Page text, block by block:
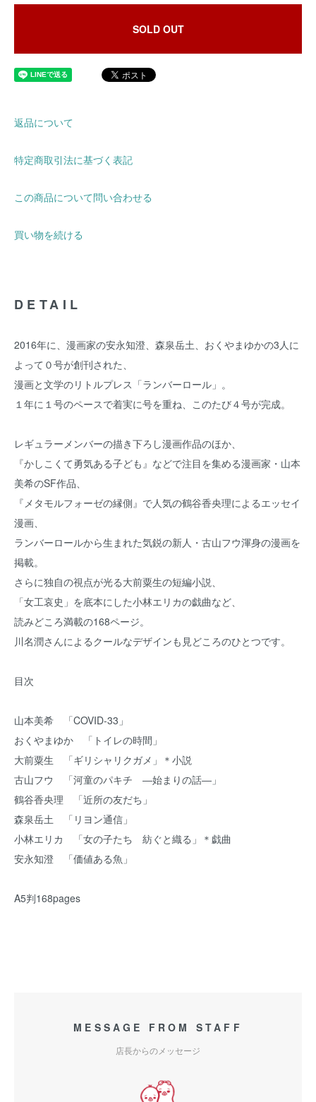
SOLD OUT
返品について
特定商取引法に基づく表記
この商品について問い合わせる
買い物を続ける
DETAIL
2016年に、漫画家の安永知澄、森泉岳土、おくやまゆかの3人に
よって０号が創刊された、
漫画と文学のリトルプレス「ランバーロール」。
１年に１号のペースで着実に号を重ね、このたび４号が完成。
レギュラーメンバーの描き下ろし漫画作品のほか、
『かしこくて勇気ある子ども』などで注目を集める漫画家・山本
美希のSF作品、
『メタモルフォーゼの縁側』で人気の鶴谷香央理によるエッセイ
漫画、
ランバーロールから生まれた気鋭の新人・古山フウ渾身の漫画を
掲載。
さらに独自の視点が光る大前粟生の短編小説、
「女工哀史」を底本にした小林エリカの戯曲など、
読みどころ満載の168ページ。
川名潤さんによるクールなデザインも見どころのひとつです。
目次
山本美希 「COVID-33」
おくやまゆか 「トイレの時間」
大前粟生 「ギリシャリクガメ」＊小説
古山フウ 「河童のパキチ ―始まりの話―」
鶴谷香央理 「近所の友だち」
森泉岳土 「リヨン通信」
小林エリカ 「女の子たち 紡ぐと織る」＊戯曲
安永知澄 「価値ある魚」
A5判168pages
MESSAGE FROM STAFF
店長からのメッセージ